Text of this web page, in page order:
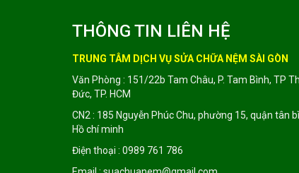
THÔNG TIN LIÊN HỆ
TRUNG TÂM DỊCH VỤ SỬA CHỮA NỆM SÀI GÒN
Văn Phòng : 151/22b Tam Châu, P. Tam Bình, TP
Đức, TP. HCM
CN2 : 185 Nguyễn Phúc Chu, phường 15, quận tân
Hồ chí minh
Điện thoại : 0989 761 786